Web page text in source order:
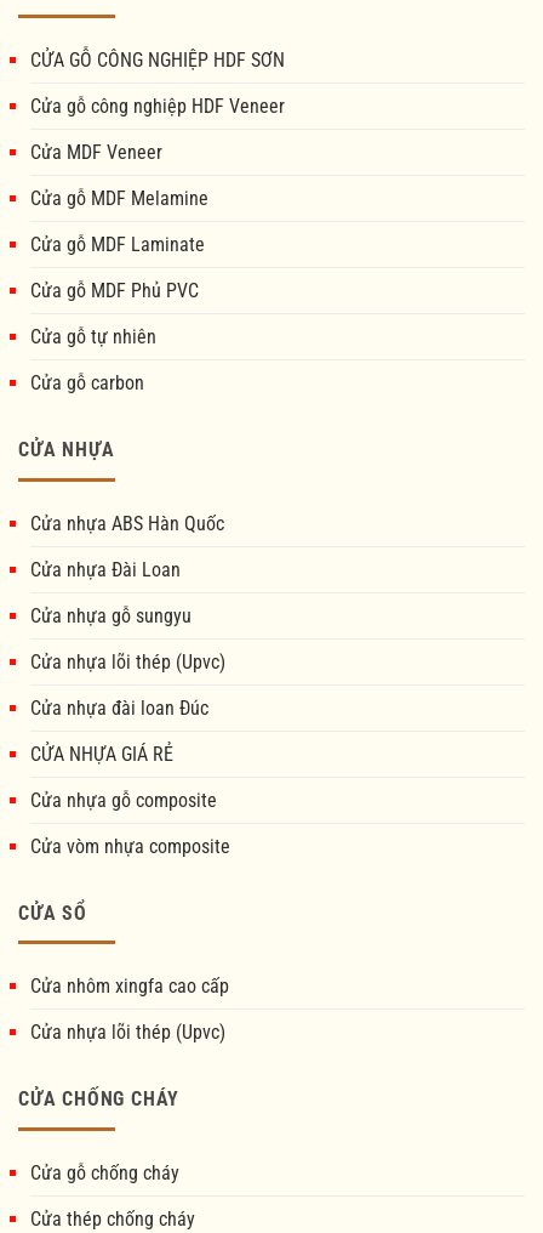
CỬA GỖ CÔNG NGHIỆP HDF SƠN
Cửa gỗ công nghiệp HDF Veneer
Cửa MDF Veneer
Cửa gỗ MDF Melamine
Cửa gỗ MDF Laminate
Cửa gỗ MDF Phủ PVC
Cửa gỗ tự nhiên
Cửa gỗ carbon
CỬA NHỰA
Cửa nhựa ABS Hàn Quốc
Cửa nhựa Đài Loan
Cửa nhựa gỗ sungyu
Cửa nhựa lõi thép (Upvc)
Cửa nhựa đài loan Đúc
CỬA NHỰA GIÁ RẺ
Cửa nhựa gỗ composite
Cửa vòm nhựa composite
CỬA SỔ
Cửa nhôm xingfa cao cấp
Cửa nhựa lõi thép (Upvc)
CỬA CHỐNG CHÁY
Cửa gỗ chống cháy
Cửa thép chống cháy